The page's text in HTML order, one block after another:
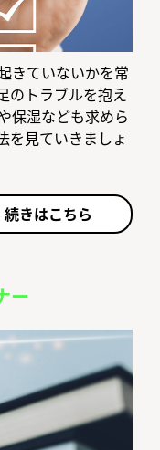
きていないかを常
のトラブルを抱え
保湿なども求めら
を見ていきましょ
続きはこちら
ー